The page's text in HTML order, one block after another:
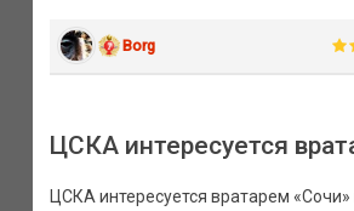
Borg
ЦСКА интересуется
ЦСКА интересуется вратарем